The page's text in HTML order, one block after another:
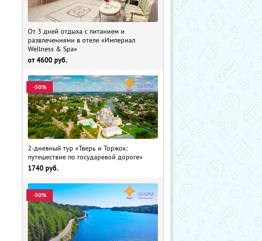
От 3 дней отдыха с питанием и
развлечениями в отеле «Империал
Wellness & Spa»
от 4600 руб.
-50%
2-дневный тур «Тверь и Торжок:
путешествие по государевой дороге»
1740 руб.
-50%